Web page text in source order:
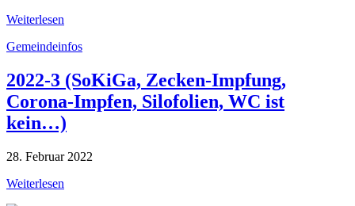
Weiterlesen
Gemeindeinfos
2022-3 (SoKiGa, Zecken-Impfung,
Corona-Impfen, Silofolien, WC ist
kein…)
28. Februar 2022
Weiterlesen